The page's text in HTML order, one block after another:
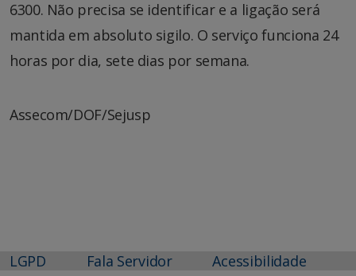
6300. Não precisa se identificar e a ligação será
mantida em absoluto sigilo. O serviço funciona 24
horas por dia, sete dias por semana.
Assecom/DOF/Sejusp
LGPD Fala Servidor Acessibilidade